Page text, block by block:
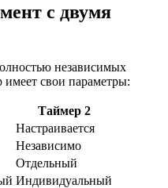
с двумя
независимых
свои параметры:
Таймер 2
Настраивается
Независимо
Отдельный
Индивидуальный